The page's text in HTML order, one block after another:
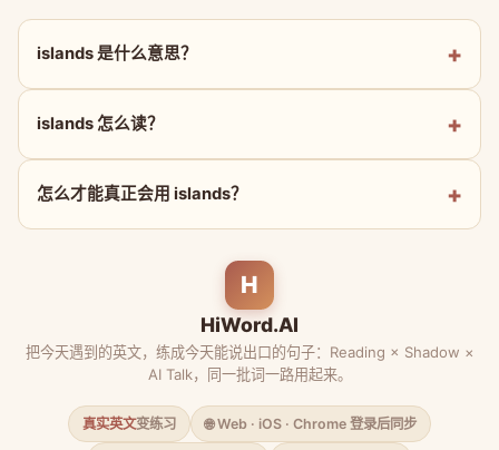
islands 是什么意思？
islands 怎么读？
怎么才能真正会用 islands？
H
HiWord.AI
把今天遇到的英文，练成今天能说出口的句子：Reading × Shadow ×
AI Talk，同一批词一路用起来。
真实英文变练习 🌐 Web · iOS · Chrome 登录后同步